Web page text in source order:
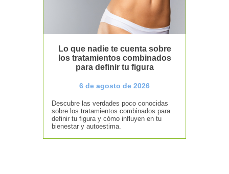
Lo que nadie te cuenta sobre
los tratamientos combinados
para definir tu figura
6 de agosto de 2026
Descubre las verdades poco conocidas
sobre los tratamientos combinados para
definir tu figura y cómo influyen en tu
bienestar y autoestima.